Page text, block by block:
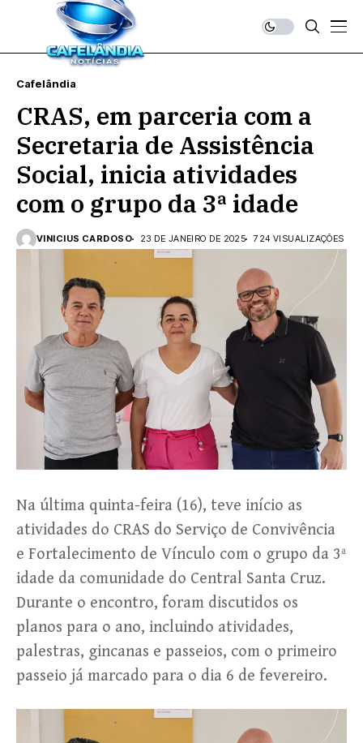
Cafelândia
CRAS, em parceria com a
Secretaria de Assistência
Social, inicia atividades
com o grupo da 3ª idade
VINICIUS CARDOSO 23 DE JANEIRO DE 2025 724 VISUALIZAÇÕES
Na última quinta-feira (16), teve início as
atividades do CRAS do Serviço de Convivência
e Fortalecimento de Vínculo com o grupo da 3ª
idade da comunidade do Central Santa Cruz.
Durante o encontro, foram discutidos os
planos para o ano, incluindo atividades,
palestras, gincanas e passeios, com o primeiro
passeio já marcado para o dia 6 de fevereiro.